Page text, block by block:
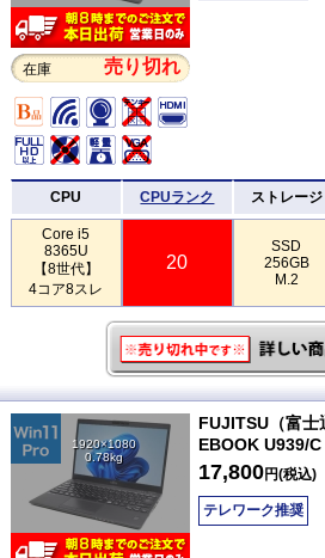
在庫 売り切れ
CPU CPUランク ストレージ
Core i5
8365U
【8世代】
4コア8スレ
20
SSD
256GB
M.2
1920×1080
0.78kg
FUJITSU（富士
EBOOK U939/
17,800円(税込)
テレワーク推奨